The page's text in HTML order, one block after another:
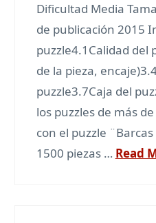
Dificultad Media
de publicación 2015
puzzle4.1Calidad del
de la pieza,
puzzle3.7Caja del
los puzzles de más
con el puzzle
1500 piezas … Read